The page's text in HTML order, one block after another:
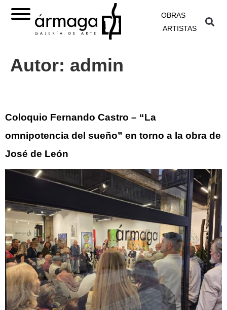
OBRAS
ARTISTAS
Autor: admin
Coloquio Fernando Castro – “La
omnipotencia del sueño” en torno a la obra de
José de León